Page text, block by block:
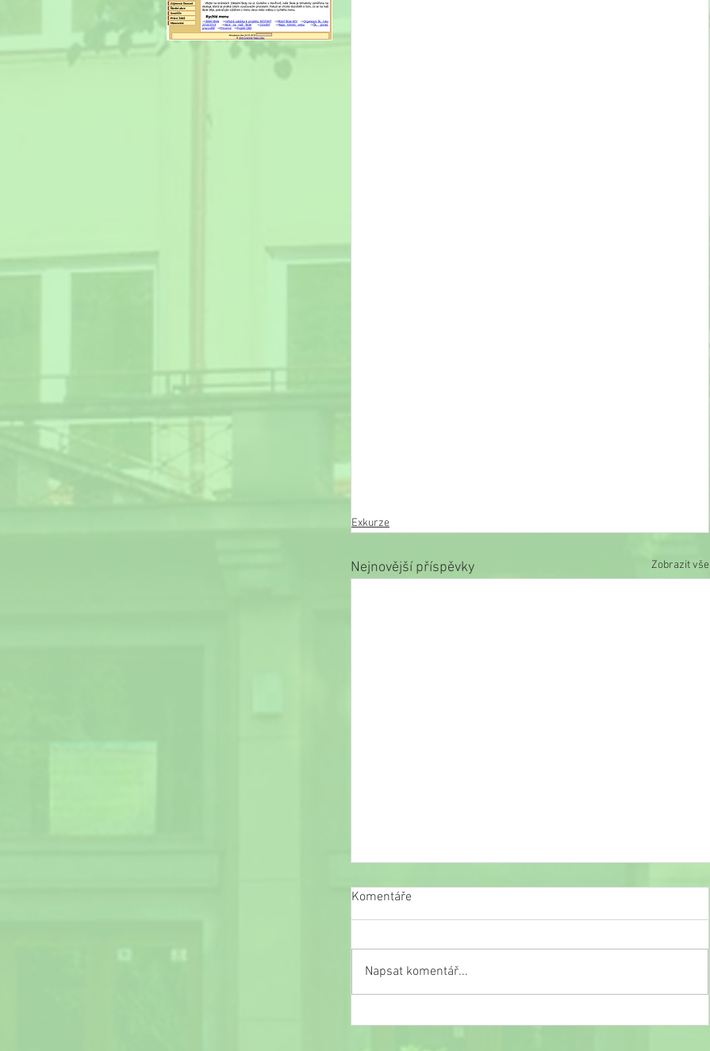
Exkurze
Nejnovější příspěvky Zobrazit vše
Komentáře
Napsat komentář...